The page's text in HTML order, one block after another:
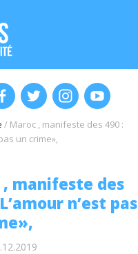
/ Maroc , manifeste des 490 :
un crime»,
, manifeste des
n’est pas